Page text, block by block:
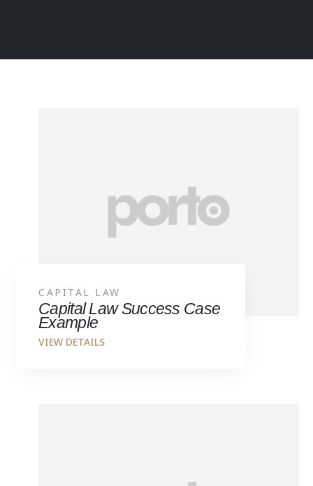
Capital Law Success Case
Example
CAPITAL LAW